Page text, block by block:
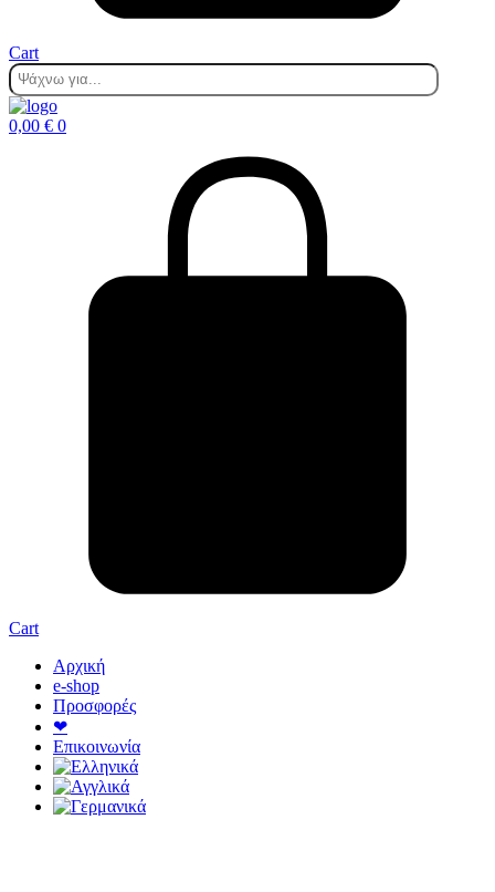
Cart
0,00 € 0
Cart
Αρχική
e-shop
Προσφορές
❤
Επικοινωνία